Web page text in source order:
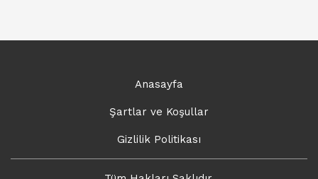
Anasayfa
Şartlar ve Koşullar
Gizlilik Politikası